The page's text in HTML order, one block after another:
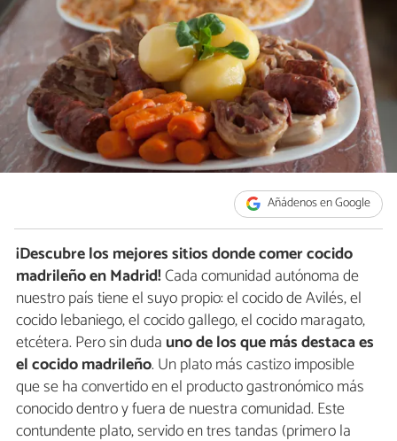
Añádenos en Google
¡Descubre los mejores sitios donde comer cocido
madrileño en Madrid!Cada comunidad autónoma de
nuestro país tiene el suyo propio: el cocido de Avilés, el
cocido lebaniego, el cocido gallego, el cocido maragato,
etcétera. Pero sin duda uno de los que más destaca es
el cocido madrileño. Un plato más castizo imposible
que se ha convertido en el producto gastronómico más
conocido dentro y fuera de nuestra comunidad. Este
contundente plato, servido en tres tandas (primero la